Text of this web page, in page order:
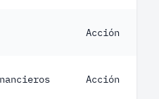
Acción
Acción